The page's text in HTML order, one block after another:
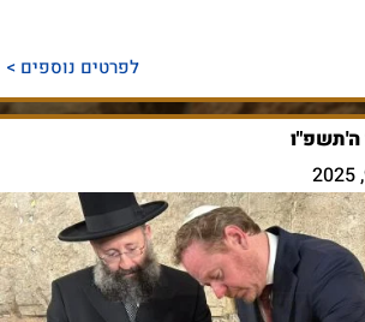
לפרטים נוספים >
ה'תשפ"ו